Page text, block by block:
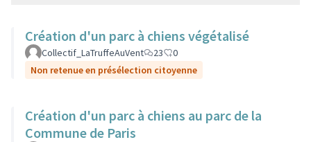
Création d'un parc à chiens végétalisé
Collectif_LaTruffeAuVent 23
0
Non retenue en présélection citoyenne
Création d'un parc à chiens au parc de la
Commune de Paris